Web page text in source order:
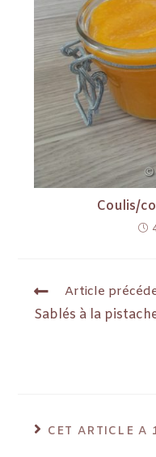
Coulis/
Article
Sablés à la
CET ARTICLE A